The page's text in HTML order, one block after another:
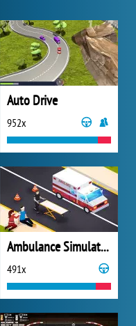
Auto Drive
952x
Ambulance Simulator 2021
491x